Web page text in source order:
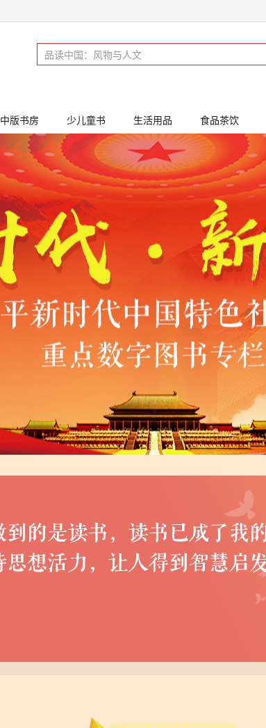
中版书房 少儿童书 生活用品 食品茶饮